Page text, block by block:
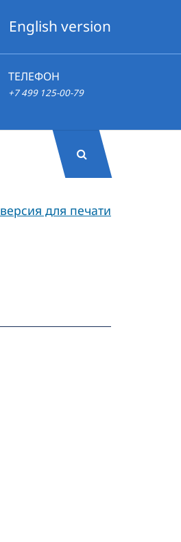
English version
ТЕЛЕФОН
+7 499 125-00-79
версия для печати